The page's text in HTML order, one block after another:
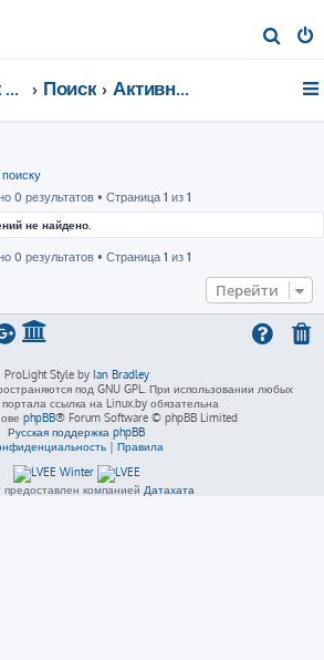
о
Список форумов Поиск Активные темы
0 результатов • Страница 1 из 1
не найдено.
0 результатов • Страница 1 из 1
Перейти
ProLight Style by Ian Bradley
под GNU GPL. При использовании любых
ссылка на Linux.by обязательна
phpBB® Forum Software © phpBB Limited
Русская поддержка phpBB
| Правила
предоставлен компанией Датахата